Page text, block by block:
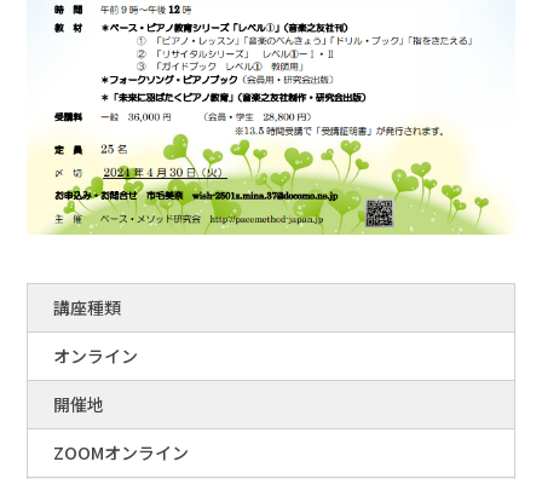
講座種類
オンライン
開催地
ZOOMオンライン